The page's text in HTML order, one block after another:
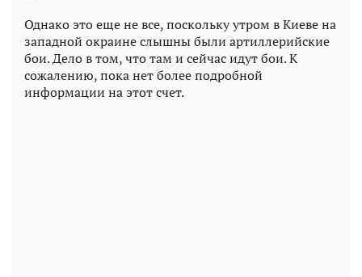
Однако это еще не все, поскольку утром в Киеве на
западной окраине слышны были артиллерийские
бои. Дело в том, что там и сейчас идут бои. К
сожалению, пока нет более подробной
информации на этот счет.